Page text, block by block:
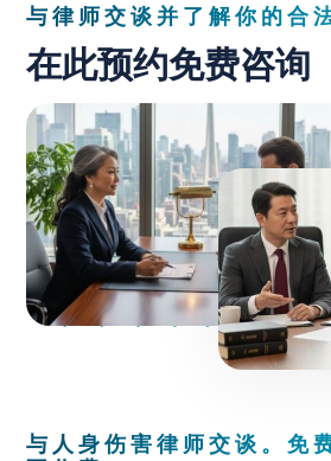
与律师交谈并了解你的合
在此预约免费咨询
与人身伤害律师交谈。免